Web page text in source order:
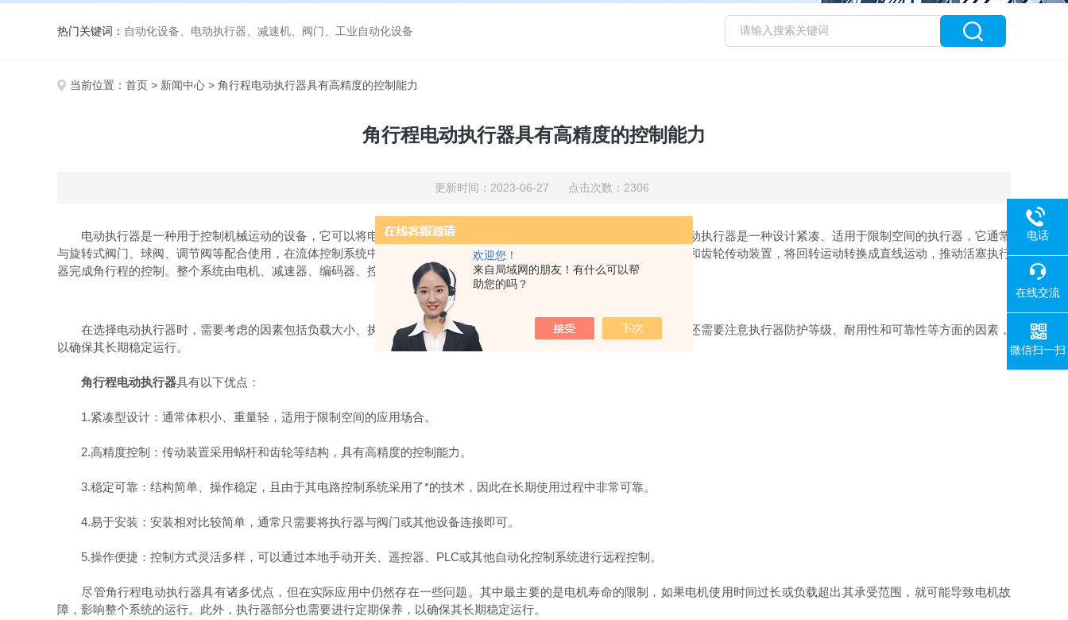
欢迎您！
来自局域网的朋友！有什么可以帮
助您的吗？
热门关键词： 自动化设备、电动执行器、减速机、阀门、工业自动化设备
当前位置： 首页 > 新闻中心 > 角行程电动执行器具有高精度的控制能力
角行程电动执行器具有高精度的控制能力
更新时间：2023-06-27 点击次数：2306
电动执行器是一种用于控制机械运动的设备，它可以将电能转换为机械能，实现控制系统的自动化。其中，角行程电动执行器是一种设计紧凑、适用于限制空间的执行器，它通常
与旋转式阀门、球阀、调节阀等配合使用，在流体控制系统中发挥重要作用。其工作原理比较简单：它采用电机驱动蜗杆和齿轮传动装置，将回转运动转换成直线运动，推动活塞执行
器完成角行程的控制。整个系统由电机、减速器、编码器、控制板、执行器等部分组成。
在选择电动执行器时，需要考虑的因素包括负载大小、执行器类型、所需扭矩、精度要求、安装空间等因素。此外，还需要注意执行器防护等级、耐用性和可靠性等方面的因素，
以确保其长期稳定运行。
角行程电动执行器具有以下优点：
1.紧凑型设计：通常体积小、重量轻，适用于限制空间的应用场合。
2.高精度控制：传动装置采用蜗杆和齿轮等结构，具有高精度的控制能力。
3.稳定可靠：结构简单、操作稳定，且由于其电路控制系统采用了*的技术，因此在长期使用过程中非常可靠。
4.易于安装：安装相对比较简单，通常只需要将执行器与阀门或其他设备连接即可。
5.操作便捷：控制方式灵活多样，可以通过本地手动开关、遥控器、PLC或其他自动化控制系统进行远程控制。
尽管角行程电动执行器具有诸多优点，但在实际应用中仍然存在一些问题。其中最主要的是电机寿命的限制，如果电机使用时间过长或负载超出其承受范围，就可能导致电机故
障，影响整个系统的运行。此外，执行器部分也需要进行定期保养，以确保其长期稳定运行。
电话
在线交流
微信扫一扫